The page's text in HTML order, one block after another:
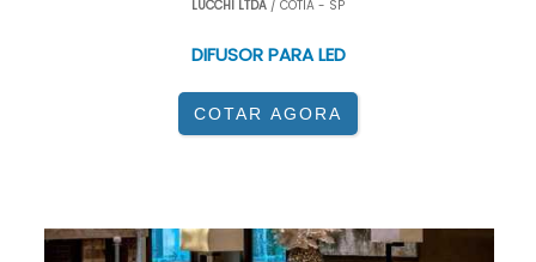
LUCCHI LTDA / COTIA - SP
DIFUSOR PARA LED
COTAR AGORA